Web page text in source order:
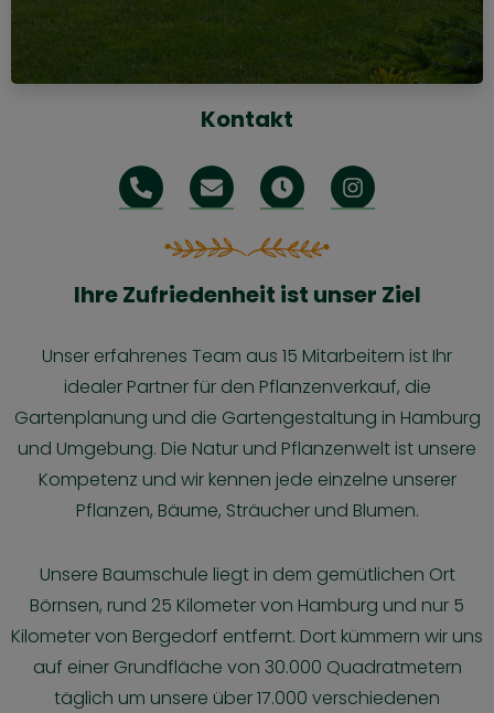
Kontakt
Ihre Zufriedenheit ist unser Ziel
Unser erfahrenes Team aus 15 Mitarbeitern ist Ihr
idealer Partner für den Pflanzenverkauf, die
Gartenplanung und die Gartengestaltung in Hamburg
und Umgebung. Die Natur und Pflanzenwelt ist unsere
Kompetenz und wir kennen jede einzelne unserer
Pflanzen, Bäume, Sträucher und Blumen.
Unsere Baumschule liegt in dem gemütlichen Ort
Börnsen, rund 25 Kilometer von Hamburg und nur 5
Kilometer von Bergedorf entfernt. Dort kümmern wir uns
auf einer Grundfläche von 30.000 Quadratmetern
täglich um unsere über 17.000 verschiedenen